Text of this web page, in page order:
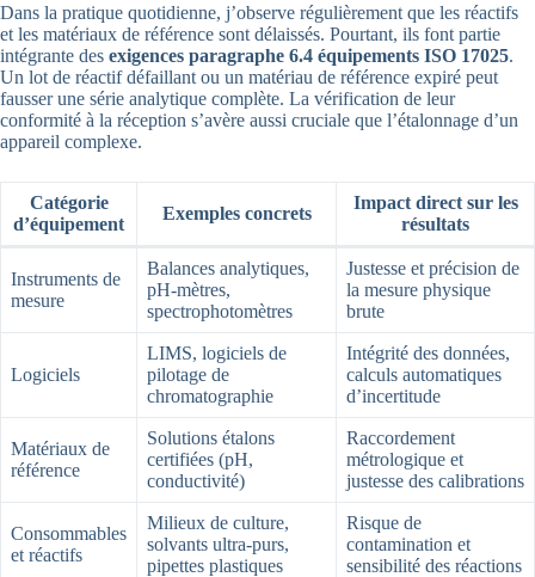
Dans la pratique quotidienne, j’observe régulièrement que les réactifs
et les matériaux de référence sont délaissés. Pourtant, ils font partie
intégrante des exigences paragraphe 6.4 équipements ISO 17025.
Un lot de réactif défaillant ou un matériau de référence expiré peut
fausser une série analytique complète. La vérification de leur
conformité à la réception s’avère aussi cruciale que l’étalonnage d’un
appareil complexe.
Catégorie
d’équipement
Exemples concrets
Impact direct sur les
résultats
Instruments de
mesure
Balances analytiques,
pH-mètres,
spectrophotomètres
Justesse et précision de
la mesure physique
brute
Logiciels
LIMS, logiciels de
pilotage de
chromatographie
Intégrité des données,
calculs automatiques
d’incertitude
Matériaux de
référence
Solutions étalons
certifiées (pH,
conductivité)
Raccordement
métrologique et
justesse des calibrations
Consommables
et réactifs
Milieux de culture,
solvants ultra-purs,
pipettes plastiques
Risque de
contamination et
sensibilité des réactions